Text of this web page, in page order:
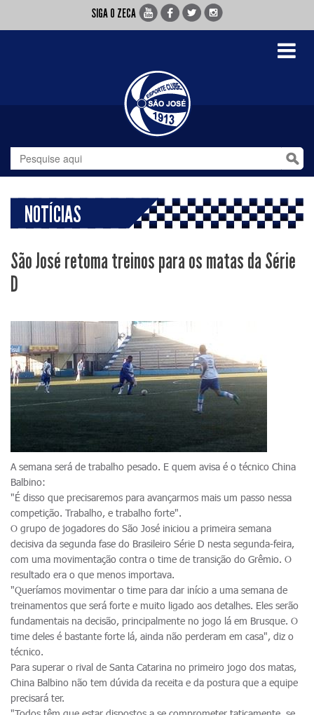
SIGA O ZECA
Toggle
NOTÍCIAS
São José retoma treinos para os matas da Série
D
A semana será de trabalho pesado. E quem avisa é o técnico China
Balbino:
"É disso que precisaremos para avançarmos mais um passo nessa
competição. Trabalho, e trabalho forte".
O grupo de jogadores do São José iniciou a primeira semana
decisiva da segunda fase do Brasileiro Série D nesta segunda-feira,
com uma movimentação contra o time de transição do Grêmio. O
resultado era o que menos importava.
"Queríamos movimentar o time para dar início a uma semana de
treinamentos que será forte e muito ligado aos detalhes. Eles serão
fundamentais na decisão, principalmente no jogo lá em Brusque. O
time deles é bastante forte lá, ainda não perderam em casa", diz o
técnico.
Para superar o rival de Santa Catarina no primeiro jogo dos matas,
China Balbino não tem dúvida da receita e da postura que a equipe
precisará ter.